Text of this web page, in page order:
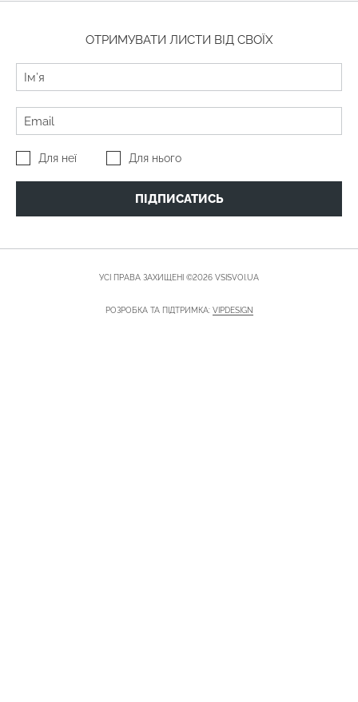
ОТРИМУВАТИ ЛИСТИ ВІД СВОЇХ
Для неї Для нього
ПІДПИСАТИСЬ
УСІ ПРАВА ЗАХИЩЕНІ ©2026 VSISVOI.UA
РОЗРОБКА ТА ПІДТРИМКА: VIPDESIGN